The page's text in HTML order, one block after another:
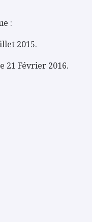
:
2015.
21 Février 2016.